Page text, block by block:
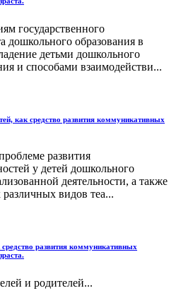
государственного
дошкольного образования в
детьми дошкольного
и способами взаимодействи...
как средство развития коммуникативных
развития
у детей дошкольного
деятельности, а также
различных видов теа...
развития коммуникативных
и родителей...